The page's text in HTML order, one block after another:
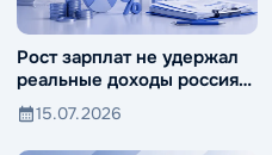
Рост зарплат не удержал
реальные доходы россиян
от падения
15.07.2026